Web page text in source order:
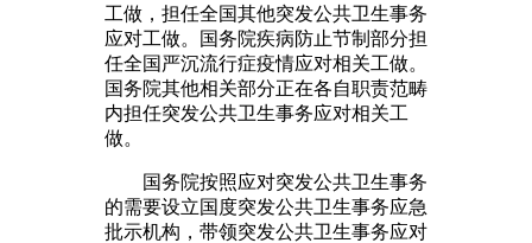
工做，担任全国其他突发公共卫生事务
应对工做。国务院疾病防止节制部分担
任全国严沉流行症疫情应对相关工做。
国务院其他相关部分正在各自职责范畴
内担任突发公共卫生事务应对相关工
做。
国务院按照应对突发公共卫生事务
的需要设立国度突发公共卫生事务应急
批示机构，带领突发公共卫生事务应对